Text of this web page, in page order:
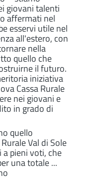
giovani talenti
affermati nel
esservi utile nel
all'estero, con
nella
quello che
il futuro.
iniziativa
Cassa Rurale
nei giovani e
in grado di
quello
Val di Sole
pieni voti, che
una totale ...